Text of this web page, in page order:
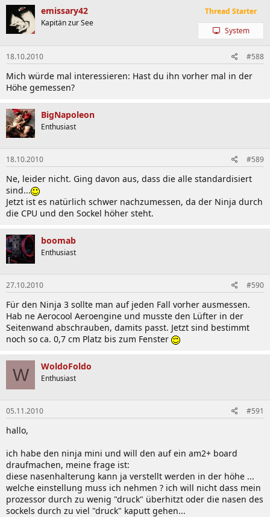
emissary42
Kapitän zur See
Thread Starter
System
18.10.2010 #588
Mich würde mal interessieren: Hast du ihn vorher mal in der
Höhe gemessen?
BigNapoleon
Enthusiast
18.10.2010 #589
Ne, leider nicht. Ging davon aus, dass die alle standardisiert
sind...
Jetzt ist es natürlich schwer nachzumessen, da der Ninja durch
die CPU und den Sockel höher steht.
boomab
Enthusiast
27.10.2010 #590
Für den Ninja 3 sollte man auf jeden Fall vorher ausmessen.
Hab ne Aerocool Aeroengine und musste den Lüfter in der
Seitenwand abschrauben, damits passt. Jetzt sind bestimmt
noch so ca. 0,7 cm Platz bis zum Fenster
W WoldoFoldo
Enthusiast
05.11.2010 #591
hallo,
ich habe den ninja mini und will den auf ein am2+ board
draufmachen, meine frage ist:
diese nasenhalterung kann ja verstellt werden in der höhe ...
welche einstellung muss ich nehmen ? ich will nicht dass mein
prozessor durch zu wenig "druck" überhitzt oder die nasen des
sockels durch zu viel "druck" kaputt gehen...